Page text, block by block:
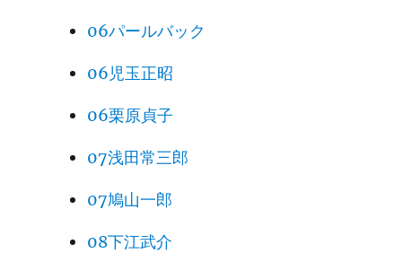
06パールバック
06児玉正昭
06栗原貞子
07浅田常三郎
07鳩山一郎
08下江武介